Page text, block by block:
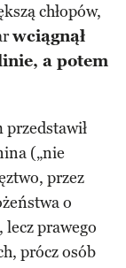
chłopów,
wciągnął
a potem
(„nie
przez
o
lecz prawego
prócz osób